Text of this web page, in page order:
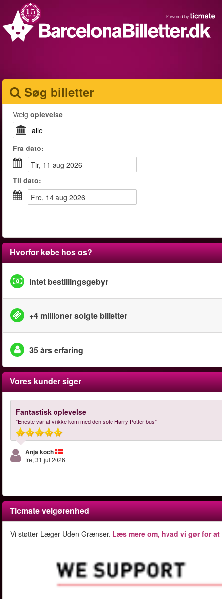
Søg billetter
Vælg oplevelse
Fra dato:
tir, 11 aug 2026
Til dato:
fre, 14 aug 2026
Hvorfor købe hos os?
Intet bestillingsgebyr
+4 millioner solgte billetter
35 års erfaring
Vores kunder siger
Fantastisk oplevelse
"Eneste var at vi ikke kom med den sote Harry Potter bus"
Anja koch
fre, 31 jul 2026
Ticmate velgørenhed
Vi støtter Læger Uden Grænser. Læs mere om, hvad vi gør for